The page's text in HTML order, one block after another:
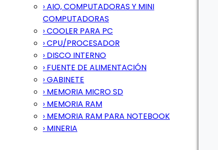
› AIO, COMPUTADORAS Y MINI
COMPUTADORAS
› COOLER PARA PC
› CPU/PROCESADOR
› DISCO INTERNO
› FUENTE DE ALIMENTACIÓN
› GABINETE
› MEMORIA MICRO SD
› MEMORIA RAM
› MEMORIA RAM PARA NOTEBOOK
› MINERIA